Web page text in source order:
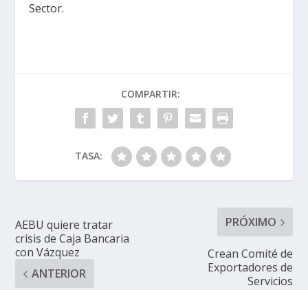
Sector.
COMPARTIR:
TASA:
AEBU quiere tratar
crisis de Caja Bancaria
con Vázquez
ANTERIOR
PRÓXIMO
Crean Comité de
Exportadores de
Servicios